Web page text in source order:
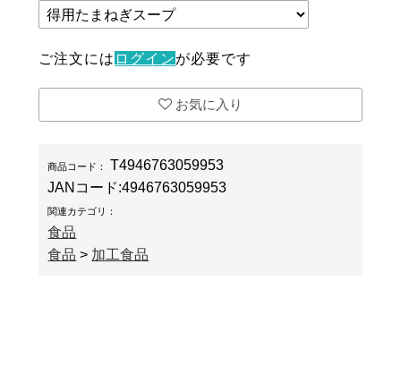
ご注文には ログインが必要です
お気に入り
商品コード：
T4946763059953
JANコード:4946763059953
関連カテゴリ：
食品
食品 > 加工食品